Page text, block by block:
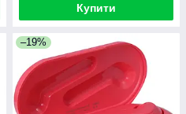
Купити
–19%